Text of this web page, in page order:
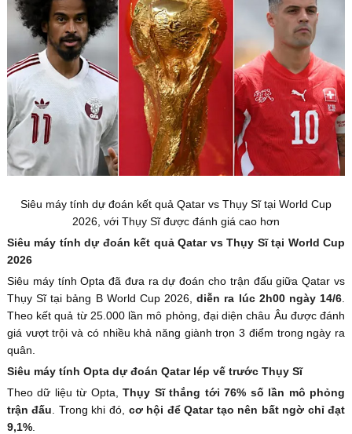
Siêu máy tính dự đoán kết quả Qatar vs Thụy Sĩ tại World Cup
2026, với Thụy Sĩ được đánh giá cao hơn
Siêu máy tính dự đoán kết quả Qatar vs Thụy Sĩ tại World Cup
2026
Siêu máy tính Opta đã đưa ra dự đoán cho trận đấu giữa Qatar vs
Thụy Sĩ tại bảng B World Cup 2026,diễn ra lúc 2h00 ngày 14/6
Theo kết quả từ 25.000 lần mô phỏng, đại diện châu Âu được đánh
giá vượt trội và có nhiều khả năng giành trọn 3 điểm trong ngày ra
quân.
Siêu máy tính Opta dự đoán Qatar lép vế trước Thụy Sĩ
Theo dữ liệu từ Opta,Thụy Sĩ thắng tới 76% số lần mô phỏng
trận đấu . Trong khi đó, cơ hội để Qatar tạo nên bất ngờ chỉ đạt
9,1%.